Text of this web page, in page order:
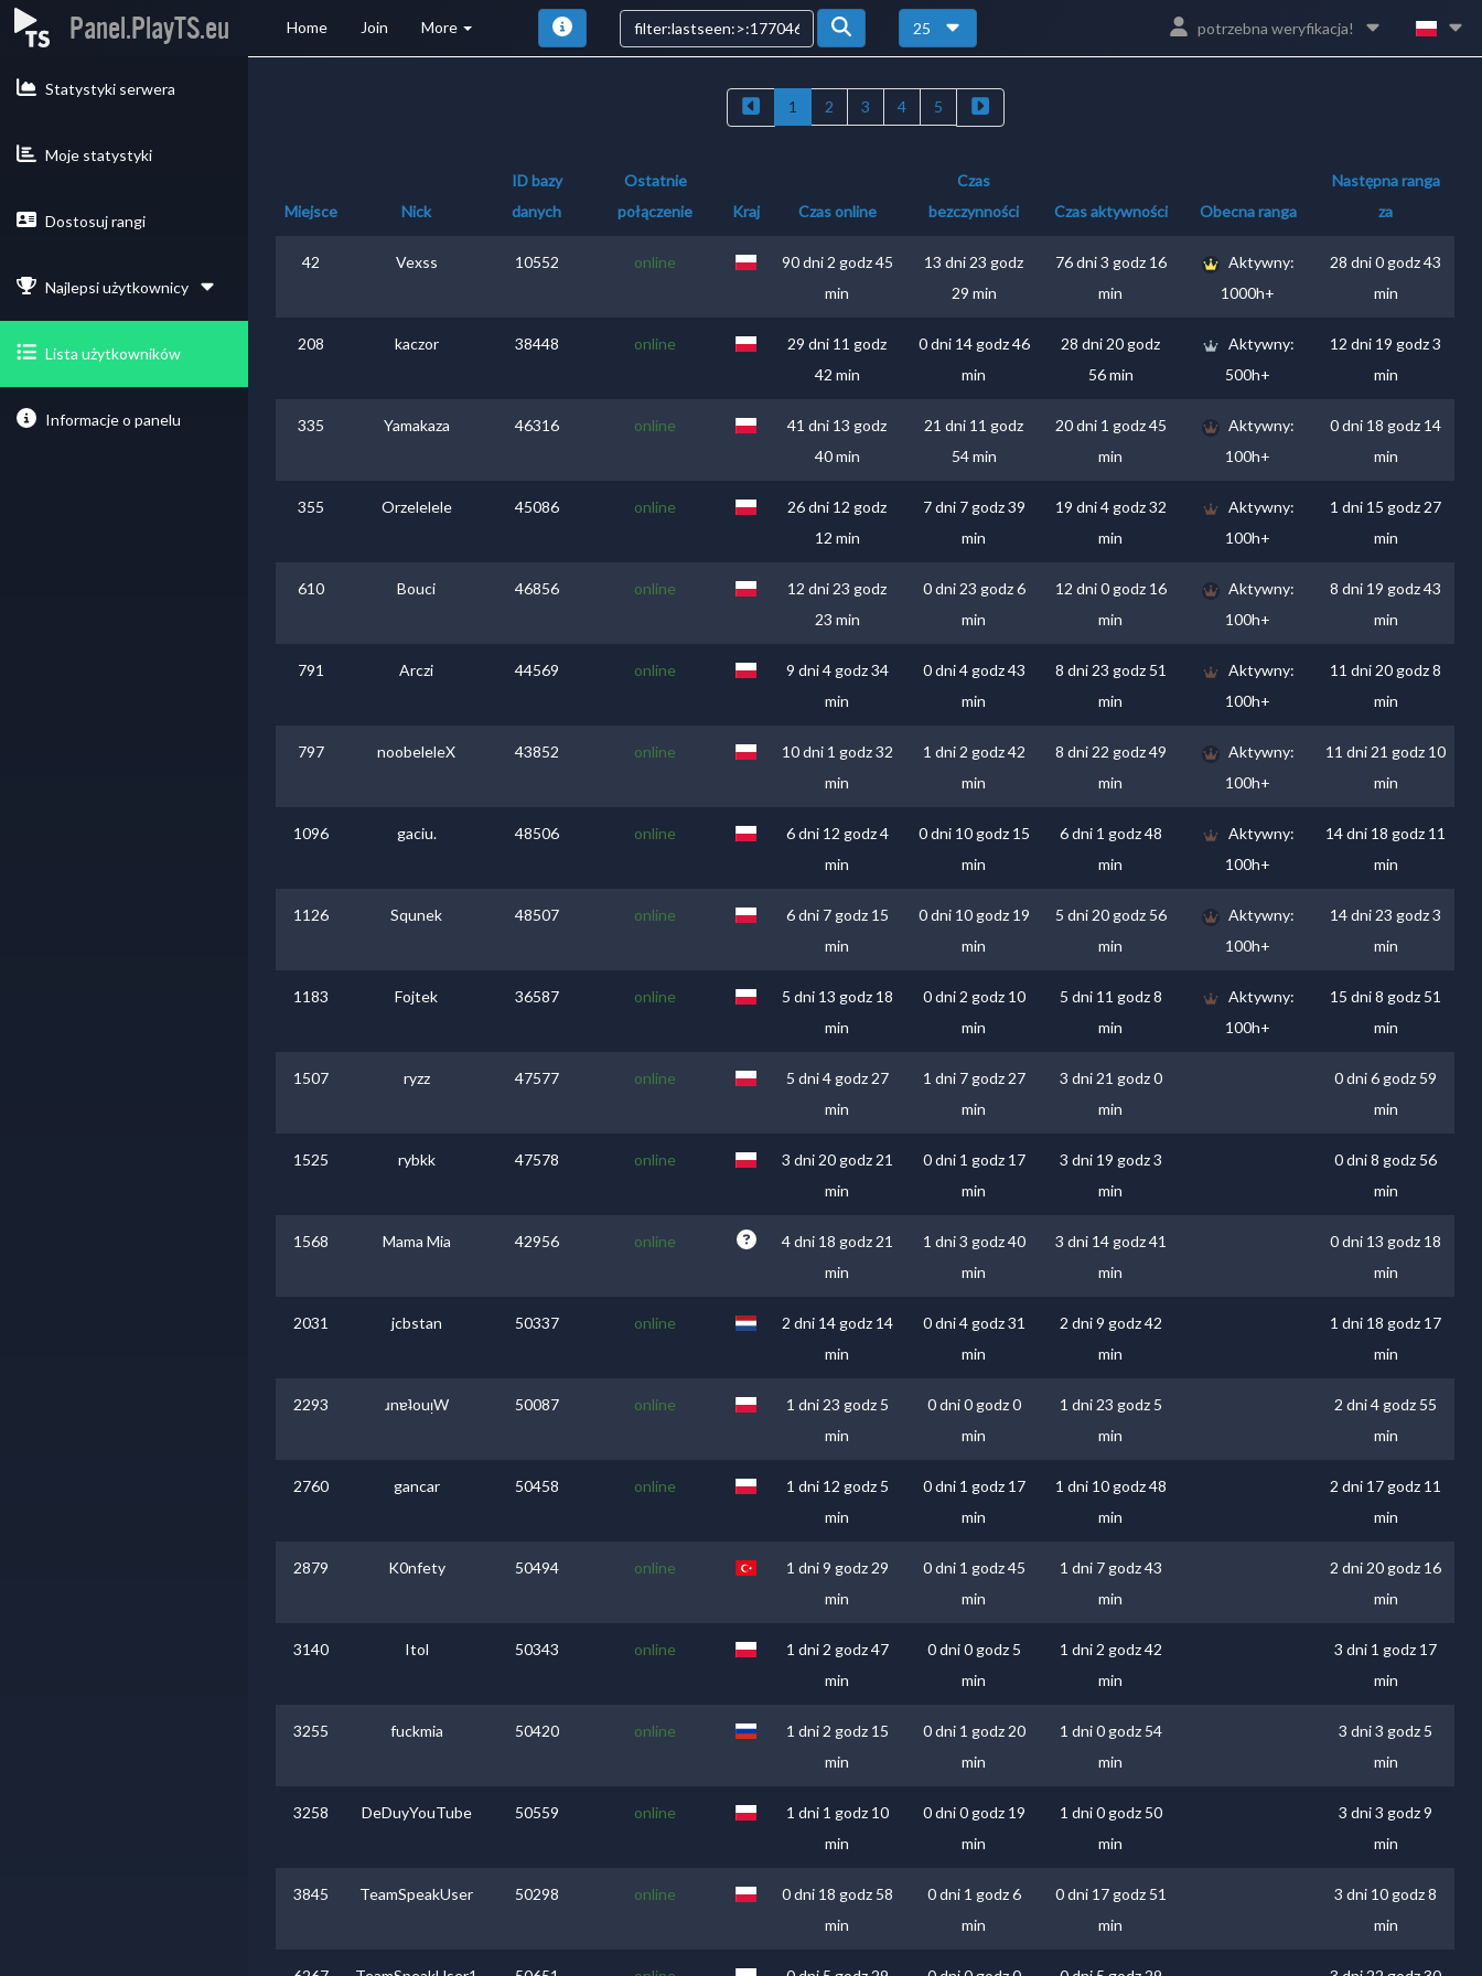
Panel.PlayTS.eu Home Join More 25 potrzebna weryfikacja!
Statystyki serwera
Moje statystyki
Dostosuj rangi
Najlepsi użytkownicy
Lista użytkowników
Informacje o panelu
1 2 3 4 5
Miejsce Nick
ID bazy
danych
Ostatnie
połączenie
Kraj Czas online
Czas
bezczynności
Czas aktywności Obecna ranga
Następna ranga
za
42 Vexss 10552 online
90 dni 2 godz 45
min
13 dni 23 godz
29 min
76 dni 3 godz 16
min
Aktywny:
1000h+
28 dni 0 godz 43
min
208 kaczor 38448 online
29 dni 11 godz
42 min
0 dni 14 godz 46
min
28 dni 20 godz
56 min
Aktywny:
500h+
12 dni 19 godz 3
min
335 Yamakaza 46316 online
41 dni 13 godz
40 min
21 dni 11 godz
54 min
20 dni 1 godz 45
min
Aktywny:
100h+
0 dni 18 godz 14
min
355 Orzelelele 45086 online
26 dni 12 godz
12 min
7 dni 7 godz 39
min
19 dni 4 godz 32
min
Aktywny:
100h+
1 dni 15 godz 27
min
610 Bouci 46856 online
12 dni 23 godz
23 min
0 dni 23 godz 6
min
12 dni 0 godz 16
min
Aktywny:
100h+
8 dni 19 godz 43
min
791 Arczi 44569 online
9 dni 4 godz 34
min
0 dni 4 godz 43
min
8 dni 23 godz 51
min
Aktywny:
100h+
11 dni 20 godz 8
min
797 noobeleleX 43852 online
10 dni 1 godz 32
min
1 dni 2 godz 42
min
8 dni 22 godz 49
min
Aktywny:
100h+
11 dni 21 godz 10
min
1096 gaciu. 48506 online
6 dni 12 godz 4
min
0 dni 10 godz 15
min
6 dni 1 godz 48
min
Aktywny:
100h+
14 dni 18 godz 11
min
1126 Squnek 48507 online
6 dni 7 godz 15
min
0 dni 10 godz 19
min
5 dni 20 godz 56
min
Aktywny:
100h+
14 dni 23 godz 3
min
1183 Fojtek 36587 online
5 dni 13 godz 18
min
0 dni 2 godz 10
min
5 dni 11 godz 8
min
Aktywny:
100h+
15 dni 8 godz 51
min
1507 ryzz 47577 online
5 dni 4 godz 27
min
1 dni 7 godz 27
min
3 dni 21 godz 0
min
0 dni 6 godz 59
min
1525 rybkk 47578 online
3 dni 20 godz 21
min
0 dni 1 godz 17
min
3 dni 19 godz 3
min
0 dni 8 godz 56
min
1568 Mama Mia 42956 online
4 dni 18 godz 21
min
1 dni 3 godz 40
min
3 dni 14 godz 41
min
0 dni 13 godz 18
min
2031 jcbstan 50337 online
2 dni 14 godz 14
min
0 dni 4 godz 31
min
2 dni 9 godz 42
min
1 dni 18 godz 17
min
2293 ɹnɐʇouᴉW 50087 online
1 dni 23 godz 5
min
0 dni 0 godz 0
min
1 dni 23 godz 5
min
2 dni 4 godz 55
min
2760 gancar 50458 online
1 dni 12 godz 5
min
0 dni 1 godz 17
min
1 dni 10 godz 48
min
2 dni 17 godz 11
min
2879 K0nfety 50494 online
1 dni 9 godz 29
min
0 dni 1 godz 45
min
1 dni 7 godz 43
min
2 dni 20 godz 16
min
3140 Itol 50343 online
1 dni 2 godz 47
min
0 dni 0 godz 5
min
1 dni 2 godz 42
min
3 dni 1 godz 17
min
3255 fuckmia 50420 online
1 dni 2 godz 15
min
0 dni 1 godz 20
min
1 dni 0 godz 54
min
3 dni 3 godz 5
min
3258 DeDuyYouTube 50559 online
1 dni 1 godz 10
min
0 dni 0 godz 19
min
1 dni 0 godz 50
min
3 dni 3 godz 9
min
3845 TeamSpeakUser 50298 online
0 dni 18 godz 58
min
0 dni 1 godz 6
min
0 dni 17 godz 51
min
3 dni 10 godz 8
min